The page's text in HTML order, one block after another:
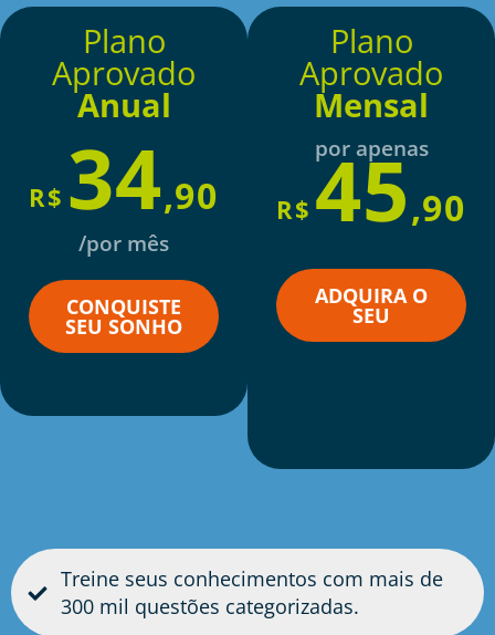
Plano
Aprovado
Anual
R$ 34,90
/por mês
CONQUISTE
SEU SONHO
Plano
Aprovado
Mensal
por apenas
R$ 45,90
ADQUIRA O
SEU
Treine seus conhecimentos com mais de
300 mil questões categorizadas.